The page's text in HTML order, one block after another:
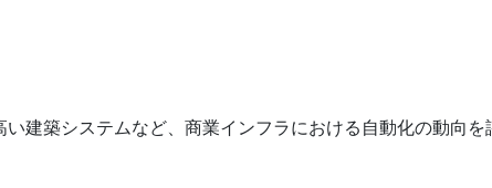
建築システムなど、商業インフラにおける自動化の動向を